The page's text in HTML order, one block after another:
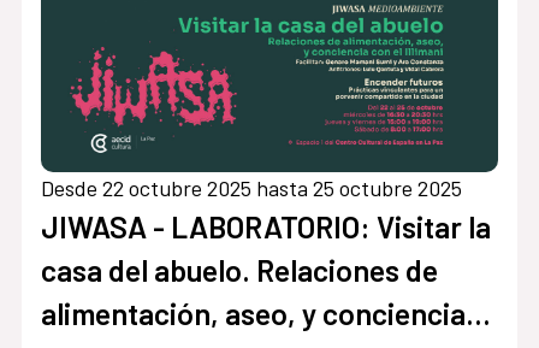
Desde 22 octubre 2025 hasta 25 octubre 2025
JIWASA - LABORATORIO: Visitar la
casa del abuelo. Relaciones de
alimentación, aseo, y conciencia